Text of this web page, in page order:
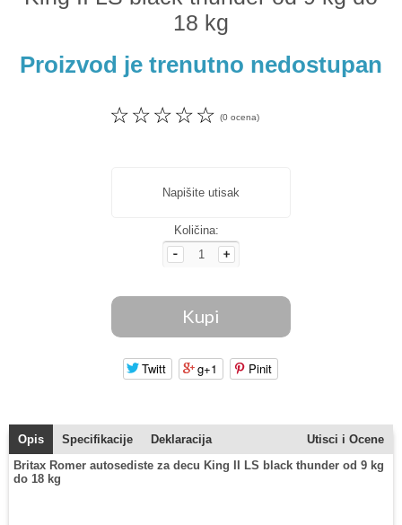
18 kg
Proizvod je trenutno nedostupan
☆
☆
☆
☆
☆ (0 ocena)
Napišite utisak
Količina:
Twitt g+1 Pinit
Opis Specifikacije Deklaracija
Utisci i Ocene
Britax Romer autosediste za decu King II LS black thunder od 9 kg
do 18 kg